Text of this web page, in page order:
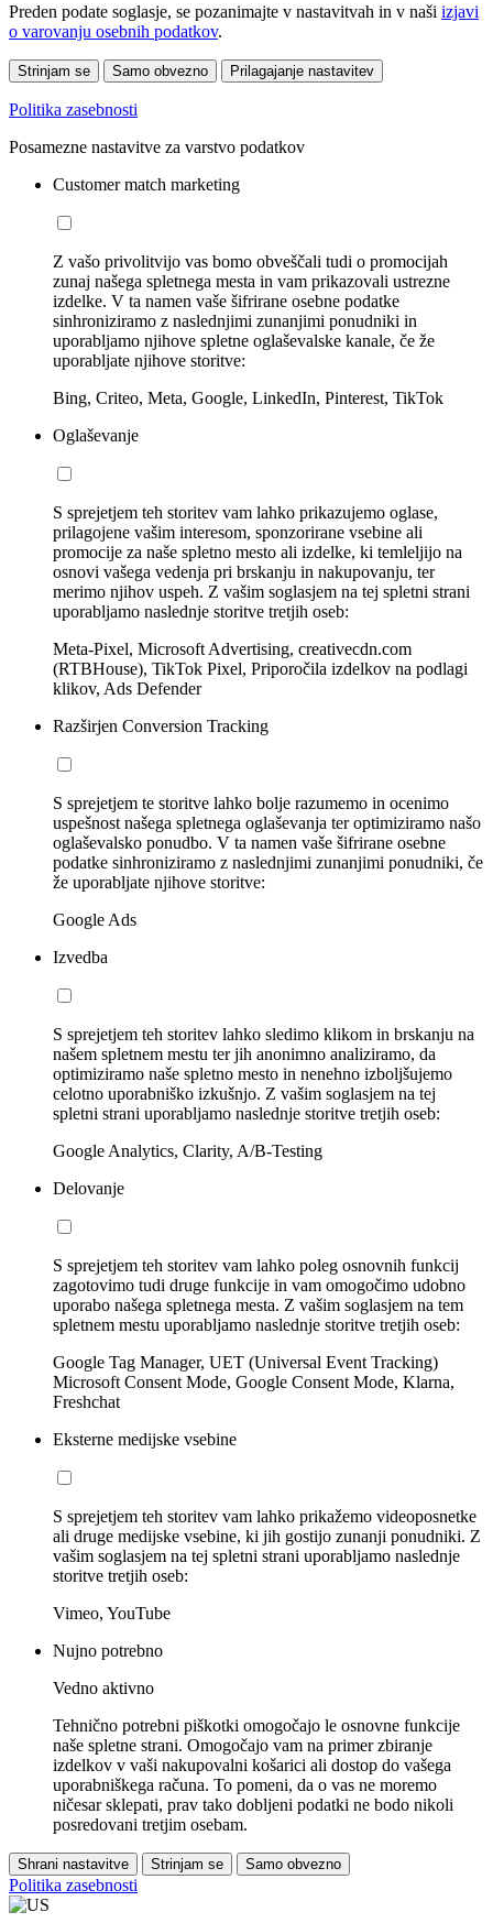
Preden podate soglasje, se pozanimajte v nastavitvah in v naši izjavi
o varovanju osebnih podatkov.
Strinjam se Samo obvezno Prilagajanje nastavitev
Politika zasebnosti
Posamezne nastavitve za varstvo podatkov
Customer match marketing
Z vašo privolitvijo vas bomo obveščali tudi o promocijah
zunaj našega spletnega mesta in vam prikazovali ustrezne
izdelke. V ta namen vaše šifrirane osebne podatke
sinhroniziramo z naslednjimi zunanjimi ponudniki in
uporabljamo njihove spletne oglaševalske kanale, če že
uporabljate njihove storitve:
Bing, Criteo, Meta, Google, LinkedIn, Pinterest, TikTok
Oglaševanje
S sprejetjem teh storitev vam lahko prikazujemo oglase,
prilagojene vašim interesom, sponzorirane vsebine ali
promocije za naše spletno mesto ali izdelke, ki temleljijo na
osnovi vašega vedenja pri brskanju in nakupovanju, ter
merimo njihov uspeh. Z vašim soglasjem na tej spletni strani
uporabljamo naslednje storitve tretjih oseb:
Meta-Pixel, Microsoft Advertising, creativecdn.com
(RTBHouse), TikTok Pixel, Priporočila izdelkov na podlagi
klikov, Ads Defender
Razširjen Conversion Tracking
S sprejetjem te storitve lahko bolje razumemo in ocenimo
uspešnost našega spletnega oglaševanja ter optimiziramo našo
oglaševalsko ponudbo. V ta namen vaše šifrirane osebne
podatke sinhroniziramo z naslednjimi zunanjimi ponudniki, če
že uporabljate njihove storitve:
Google Ads
Izvedba
S sprejetjem teh storitev lahko sledimo klikom in brskanju na
našem spletnem mestu ter jih anonimno analiziramo, da
optimiziramo naše spletno mesto in nenehno izboljšujemo
celotno uporabniško izkušnjo. Z vašim soglasjem na tej
spletni strani uporabljamo naslednje storitve tretjih oseb:
Google Analytics, Clarity, A/B-Testing
Delovanje
S sprejetjem teh storitev vam lahko poleg osnovnih funkcij
zagotovimo tudi druge funkcije in vam omogočimo udobno
uporabo našega spletnega mesta. Z vašim soglasjem na tem
spletnem mestu uporabljamo naslednje storitve tretjih oseb:
Google Tag Manager, UET (Universal Event Tracking)
Microsoft Consent Mode, Google Consent Mode, Klarna,
Freshchat
Eksterne medijske vsebine
S sprejetjem teh storitev vam lahko prikažemo videoposnetke
ali druge medijske vsebine, ki jih gostijo zunanji ponudniki. Z
vašim soglasjem na tej spletni strani uporabljamo naslednje
storitve tretjih oseb:
Vimeo, YouTube
Nujno potrebno
Vedno aktivno
Tehnično potrebni piškotki omogočajo le osnovne funkcije
naše spletne strani. Omogočajo vam na primer zbiranje
izdelkov v vaši nakupovalni košarici ali dostop do vašega
uporabniškega računa. To pomeni, da o vas ne moremo
ničesar sklepati, prav tako dobljeni podatki ne bodo nikoli
posredovani tretjim osebam.
Shrani nastavitve Strinjam se Samo obvezno
Politika zasebnosti